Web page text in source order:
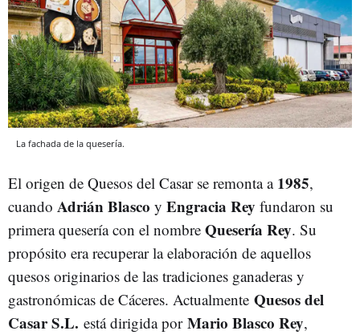
La fachada de la quesería.
El origen de Quesos del Casar se remonta a 1985,
cuando Adrián Blasco y Engracia Rey fundaron su
primera quesería con el nombre Quesería Rey. Su
propósito era recuperar la elaboración de aquellos
quesos originarios de las tradiciones ganaderas y
gastronómicas de Cáceres. Actualmente Quesos del
Casar S.L. está dirigida por Mario Blasco Rey,